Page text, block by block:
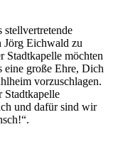
stellvertretende
Jörg Eichwald zu
Stadtkapelle möchten
große Ehre, Dich
vorzuschlagen.
Stadtkapelle
und dafür sind wir